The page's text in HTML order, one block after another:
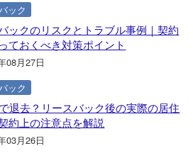
ック
ックのリスクとトラブル事例｜契約
ておくべき対策ポイント
08月27日
ック
退去？リースバック後の実際の居住
約上の注意点を解説
03月26日